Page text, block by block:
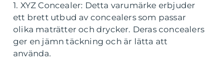
1. XYZ Concealer: Detta varumärke erbjuder
ett brett utbud av concealers som passar
olika maträtter och drycker. Deras concealers
ger en jämn täckning och är lätta att
använda.